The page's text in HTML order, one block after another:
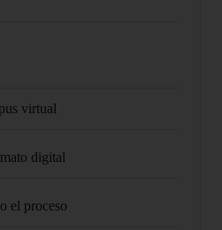
virtual
digital
el proceso